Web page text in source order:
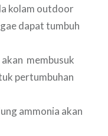
kolam outdoor
dapat tumbuh
akan membusuk
pertumbuhan
ammonia akan